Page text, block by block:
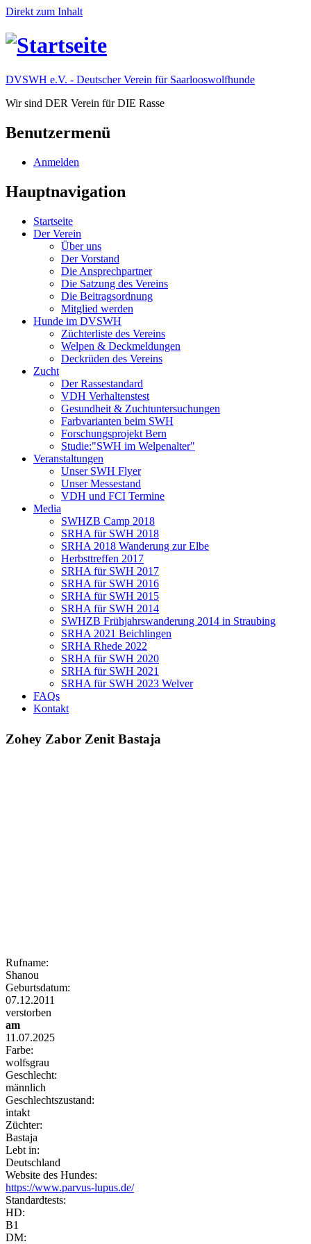
Direkt zum Inhalt
DVSWH e.V. - Deutscher Verein für Saarlooswolfhunde
Wir sind DER Verein für DIE Rasse
Benutzermenü
Anmelden
Hauptnavigation
Startseite
Der Verein
Über uns
Der Vorstand
Die Ansprechpartner
Die Satzung des Vereins
Die Beitragsordnung
Mitglied werden
Hunde im DVSWH
Züchterliste des Vereins
Welpen & Deckmeldungen
Deckrüden des Vereins
Zucht
Der Rassestandard
VDH Verhaltenstest
Gesundheit & Zuchtuntersuchungen
Farbvarianten beim SWH
Forschungsprojekt Bern
Studie:"SWH im Welpenalter"
Veranstaltungen
Unser SWH Flyer
Unser Messestand
VDH und FCI Termine
Media
SWHZB Camp 2018
SRHA für SWH 2018
SRHA 2018 Wanderung zur Elbe
Herbsttreffen 2017
SRHA für SWH 2017
SRHA für SWH 2016
SRHA für SWH 2015
SRHA für SWH 2014
SWHZB Frühjahrswanderung 2014 in Straubing
SRHA 2021 Beichlingen
SRHA Rhede 2022
SRHA für SWH 2020
SRHA für SWH 2021
SRHA für SWH 2023 Welver
FAQs
Kontakt
Zohey Zabor Zenit Bastaja
Rufname:
Shanou
Geburtsdatum:
07.12.2011
verstorben
am
11.07.2025
Farbe:
wolfsgrau
Geschlecht:
männlich
Geschlechtszustand:
intakt
Züchter:
Bastaja
Lebt in:
Deutschland
Website des Hundes:
https://www.parvus-lupus.de/
Standardtests:
HD:
B1
DM: